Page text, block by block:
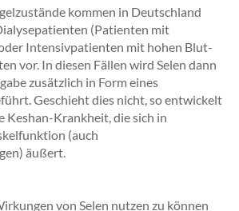
kommen in Deutschland
(Patienten mit
Intensivpatienten mit hohen Blut-
vor. In diesen Fällen wird Selen dann
zusätzlich in Form eines
Geschieht dies nicht, so entwickelt
Keshan-Krankheit, die sich in
(auch
äußert.
von Selen nutzen zu können